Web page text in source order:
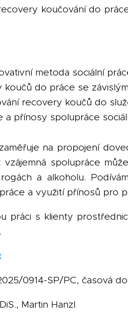
koučování do
metoda sociální
do práce se
recovery koučů do
a přínosy spolupráce
na propojení
spolupráce
a alkoholu.
a využití přínosů pro
práci s klienty
0914-SP/PC, časová
Martin Hanzl